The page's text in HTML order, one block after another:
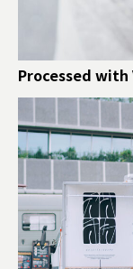
Processed